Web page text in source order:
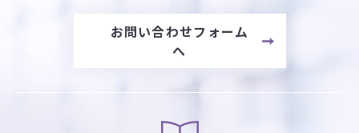
お問い合わせフォーム
へ